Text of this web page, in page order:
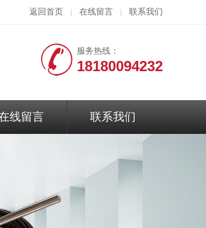
返回首页 在线留言 联系我们
服务热线：
18180094232
线留言 联系我们